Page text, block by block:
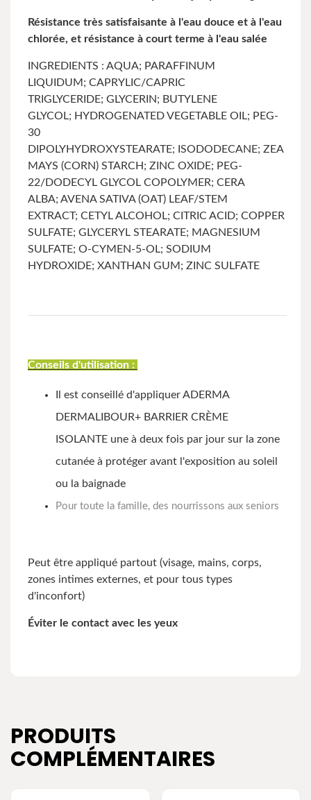
Résistance très satisfaisante à l'eau douce et à l'eau
chlorée, et résistance à court terme à l'eau salée
INGREDIENTS : AQUA; PARAFFINUM
LIQUIDUM; CAPRYLIC/CAPRIC
TRIGLYCERIDE; GLYCERIN; BUTYLENE
GLYCOL; HYDROGENATED VEGETABLE OIL; PEG-
30
DIPOLYHYDROXYSTEARATE; ISODODECANE; ZEA
MAYS (CORN) STARCH; ZINC OXIDE; PEG-
22/DODECYL GLYCOL COPOLYMER; CERA
ALBA; AVENA SATIVA (OAT) LEAF/STEM
EXTRACT; CETYL ALCOHOL; CITRIC ACID; COPPER
SULFATE; GLYCERYL STEARATE; MAGNESIUM
SULFATE; O-CYMEN-5-OL; SODIUM
HYDROXIDE; XANTHAN GUM; ZINC SULFATE
Conseils d'utilisation :
Il est conseillé d'appliquer ADERMA
DERMALIBOUR+ BARRIER CRÈME
ISOLANTE une à deux fois par jour sur la zone
cutanée à protéger avant l'exposition au soleil
ou la baignade
Pour toute la famille, des nourrissons aux seniors
Peut être appliqué partout (visage, mains, corps,
zones intimes externes, et pour tous types
d'inconfort)
Éviter le contact avec les yeux
PRODUITS
COMPLÉMENTAIRES